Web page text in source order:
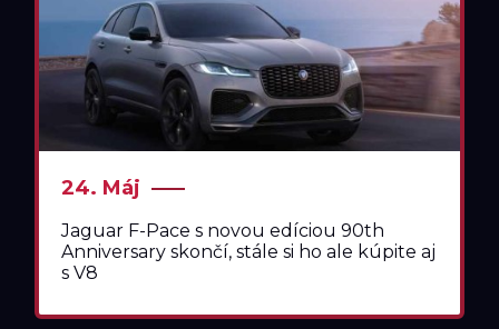
24. Máj
Jaguar F-Pace s novou edíciou 90th
Anniversary skončí, stále si ho ale kúpite aj
s V8